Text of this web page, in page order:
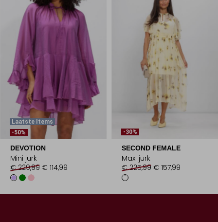
Laatste Items
-50%
DEVOTION
Mini jurk
€ 229,99 € 114,99
-30%
SECOND FEMALE
Maxi jurk
€ 225,99 € 157,99